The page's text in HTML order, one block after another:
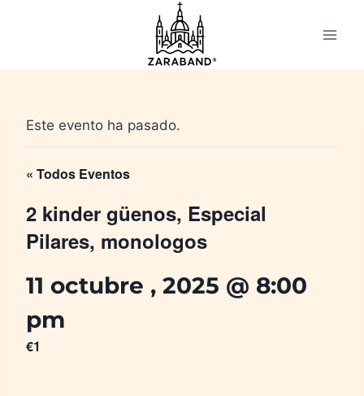
Este evento ha pasado.
« Todos Eventos
2 kinder güenos, Especial
Pilares, monologos
11 octubre , 2025 @ 8:00
pm
€1